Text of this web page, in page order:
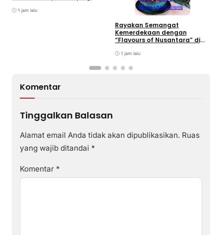
Overstaying dan KUHP Baru
1 jam lalu
Berita UtamaBisnis
Rayakan Semangat
Kemerdekaan dengan
“Flavours of Nusantara” di
Centre
1 jam lalu
Komentar
Tinggalkan Balasan
Alamat email Anda tidak akan dipublikasikan. Ruas
yang wajib ditandai *
Komentar *